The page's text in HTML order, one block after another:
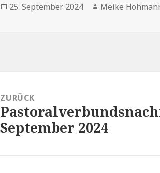
Veröffentlicht
25. September 2024 Autor
Meike
ZURÜCK
Vorheriger
Beitrag:
September 2024